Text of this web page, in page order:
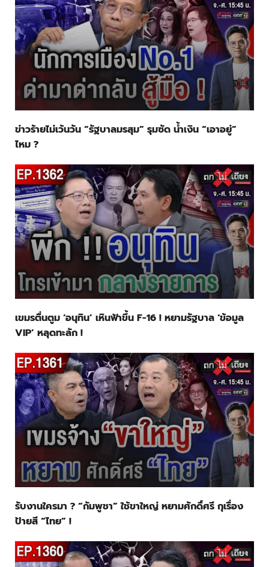
ข่าวร้ายไม่เว้นวัน “รัฐบาลมรสุม” รุมซัด น้ำเงิน “เอาอยู่”
ไหม ?
เขมรตื่นตูม ‘อนุทิน’ เหินฟ้าขึ้น F-16 ! หยามรัฐบาล ‘ข้อมูล
VIP’ หลุดทะลัก !
รับงานใครมา ? “กัมพูชา” ใช้ขาใหญ่ หยามศักดิ์ศรี กุเรื่อง
ป้ายสี “ไทย” !